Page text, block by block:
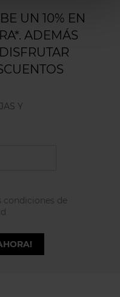
UN 10% EN
ADEMÁS
Y
condiciones de